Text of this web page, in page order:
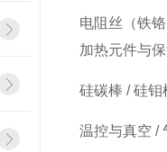
电阻丝（铁
加热元件与
硅碳棒 / 硅
温控与真空 /